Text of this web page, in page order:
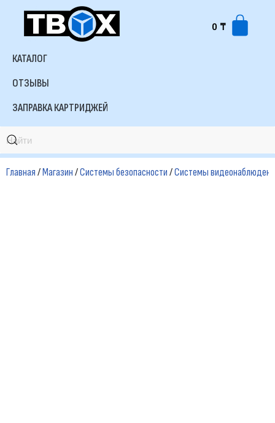
Перейти
содержимому
0 ₸
КАТАЛОГ
ОТЗЫВЫ
ЗАПРАВКА КАРТРИДЖЕЙ
Главная/Магазин/Системы безопасности/Системы